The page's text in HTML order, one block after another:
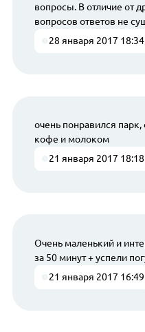
вопросы. В отличие от
вопросов ответов не
28 января 2017 18:34
очень понравился парк,
кофе и молоком
21 января 2017 18:18
Очень маленький и
за 50 минут + успели
21 января 2017 16:49